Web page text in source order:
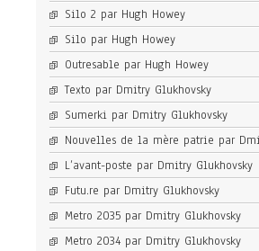
Silo 2 par Hugh Howey
Silo par Hugh Howey
Outresable par Hugh Howey
Texto par Dmitry Glukhovsky
Sumerki par Dmitry Glukhovsky
Nouvelles de la mère patrie par
L’avant-poste par Dmitry Glukhovsky
Futu.re par Dmitry Glukhovsky
Metro 2035 par Dmitry Glukhovsky
Metro 2034 par Dmitry Glukhovsky